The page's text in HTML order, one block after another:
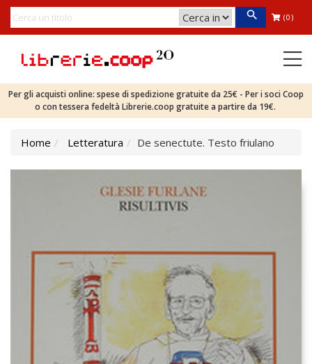
(0)
Per gli acquisti online: spese di spedizione gratuite da 25€ - Per i soci Coop
o con tessera fedeltà Librerie.coop gratuite a partire da 19€.
Home Letteratura De senectute. Testo friulano